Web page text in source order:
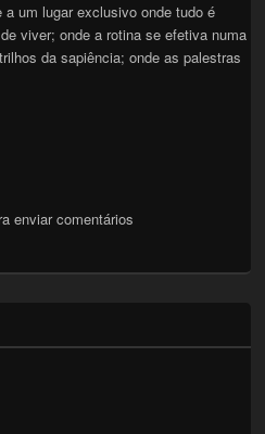
um lugar exclusivo onde tudo é
viver; onde a rotina se efetiva numa
da sapiência; onde as palestras
enviar comentários